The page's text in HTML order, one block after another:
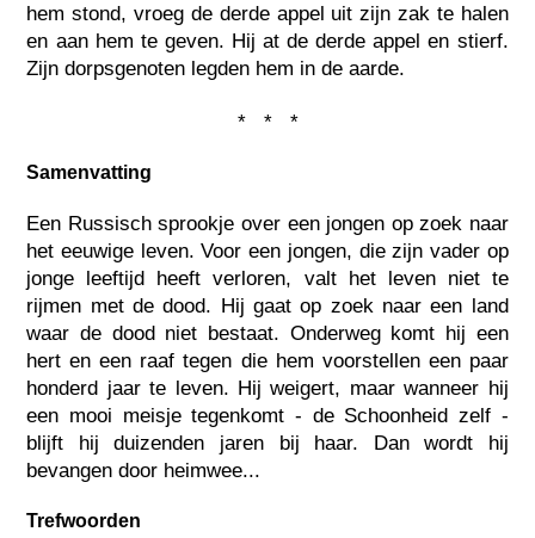
hem stond, vroeg de derde appel uit zijn zak te halen
en aan hem te geven. Hij at de derde appel en stierf.
Zijn dorpsgenoten legden hem in de aarde.
* * *
Samenvatting
Een Russisch sprookje over een jongen op zoek naar
het eeuwige leven. Voor een jongen, die zijn vader op
jonge leeftijd heeft verloren, valt het leven niet te
rijmen met de dood. Hij gaat op zoek naar een land
waar de dood niet bestaat. Onderweg komt hij een
hert en een raaf tegen die hem voorstellen een paar
honderd jaar te leven. Hij weigert, maar wanneer hij
een mooi meisje tegenkomt - de Schoonheid zelf -
blijft hij duizenden jaren bij haar. Dan wordt hij
bevangen door heimwee...
Trefwoorden